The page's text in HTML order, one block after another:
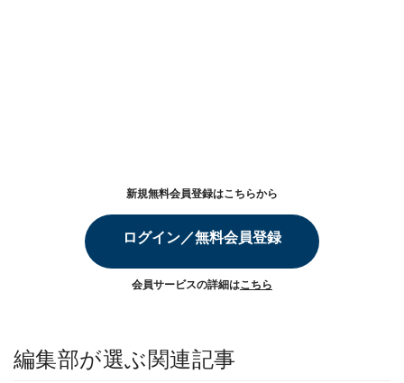
新規無料会員登録はこちらから
ログイン／無料会員登録
会員サービスの詳細はこちら
編集部が選ぶ関連記事